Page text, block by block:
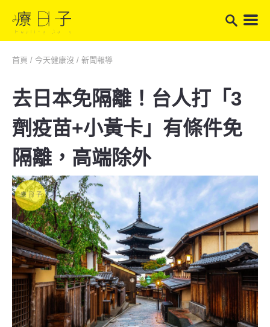
首頁 / 今天健康沒 / 新聞報導
去日本免隔離！台人打「3
劑疫苗+小黃卡」有條件免
隔離，高端除外